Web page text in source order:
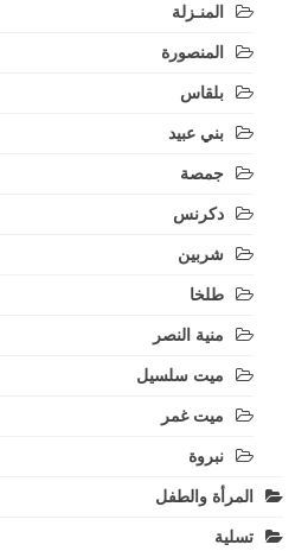
المنـزلة
المنصورة
بلقاس
بني عبيد
جمصة
دكرنس
شربين
طلخا
منية النصر
ميت سلسيل
ميت غمر
نبروة
المرأة والطفل
تسلية